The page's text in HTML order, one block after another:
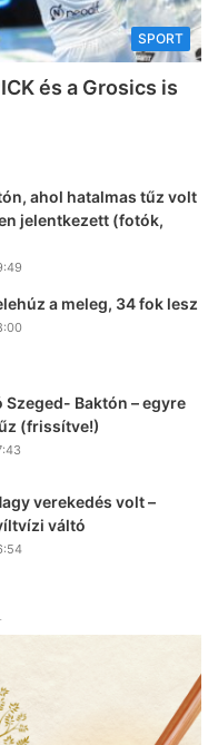
SPORT
és a Grosics is
ahol hatalmas tűz volt
jelentkezett (fotók,
a meleg, 34 fok lesz
Baktón – egyre
(frissítve!)
verekedés volt –
váltó